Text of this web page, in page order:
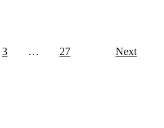
3 … 27 Next